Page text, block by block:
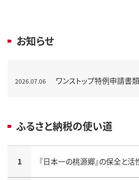
お知らせ
2026.07.06 ワンストップ特例申請書
ふるさと納税の使い道
1 『日本一の桃源郷』の保全と活